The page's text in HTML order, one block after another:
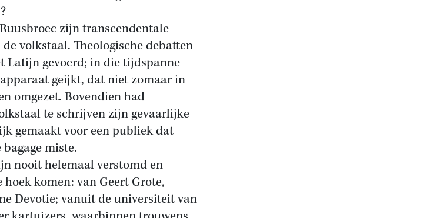
zijn transcendentale
volkstaal. Theologische debatten
Latijn gevoerd; in die tijdspanne
geijkt, dat niet zomaar in
omgezet. Bovendien had
te schrijven zijn gevaarlijke
gemaakt voor een publiek dat
miste.
nooit helemaal verstomd en
komen: van Geert Grote,
Devotie; vanuit de universiteit van